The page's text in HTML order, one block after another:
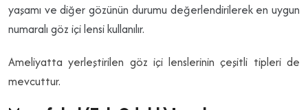
yaşamı ve diğer gözünün durumu değerlendirilerek en uygun
numaralı göz içi lensi kullanılır.
Ameliyatta yerleştirilen göz içi lenslerinin çeşitli tipleri de
mevcuttur.